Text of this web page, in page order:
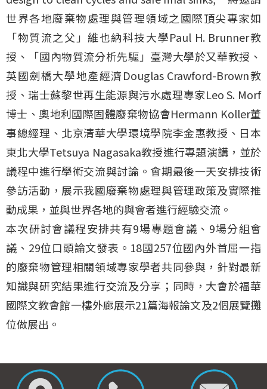
世界各地廢棄物處理與管理領域之國際頂尖專家如
「物質流之父」維也納科技大學Paul H. Brunner教
授、「國內物質流分析先驅」臺灣大學於又華教授、
英國劍橋大學地產經濟Douglas Crawford-Brown教
授、瑞士蘇黎世再生能源與污水處理專家Leo S. Morf
博士、奧地利國際固體廢棄物協會Hermann Koller董
事總經理、北京清華大學環境學院李金惠教授、日本
東北大學Tetsuya Nagasaka教授進行專題演講，並於
議程中進行學術交流與討論。會期最後一天安排技術
參訪活動，展示我國廢棄物處理與管理政策及實際推
動成果，並與世界各地的與會者進行經驗交流。
本次研討會議程安排共有9場專題會議、9場分組會
議、29位口頭論文發表。18國257位國內外首屈一指
的廢棄物管理相關領域專家學者共同參與，針對最新
知識與研究結果進行交流及分享；同時，大會於福華
國際文教會館一樓外廊展示21篇海報論文及2個展覽攤
位做展出。